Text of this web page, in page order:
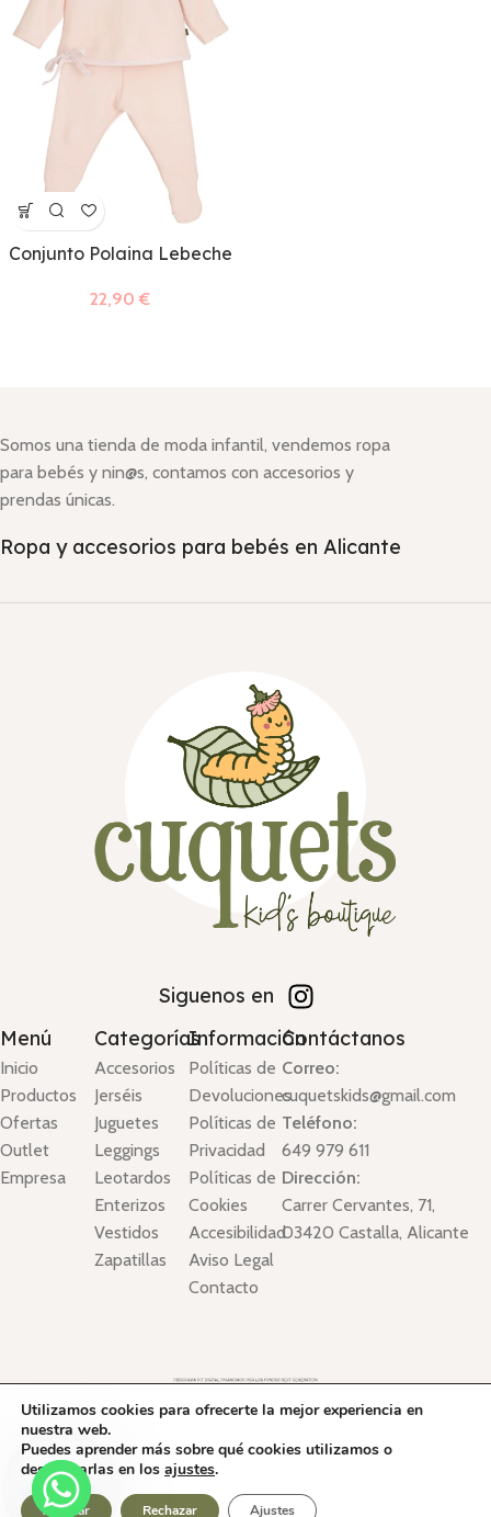
Conjunto Polaina Lebeche
22,90€
Somos una tienda de moda infantil, vendemos ropa
para bebés y nin@s, contamos con accesorios y
prendas únicas.
Ropa y accesorios para bebés en Alicante
Siguenos en
Menú
Inicio
Productos
Ofertas
Outlet
Empresa
Categorías
Accesorios
Jerséis
Juguetes
Leggings
Leotardos
Enterizos
Vestidos
Zapatillas
Información
Políticas de
Devoluciones
Políticas de
Privacidad
Políticas de
Cookies
Accesibilidad
Aviso Legal
Contacto
Contáctanos
Correo:
cuquetskids@gmail.com
Teléfono:
649 979 611
Dirección:
Carrer Cervantes, 71,
03420 Castalla, Alicante
Cuquets Kid´s Boutique © Copyright 2025. Todos los derechos
Reservados.
Utilizamos cookies para ofrecerte la mejor experiencia en
nuestra web.
Puedes aprender más sobre qué cookies utilizamos o
desactivarlas en los ajustes.
Aceptar Rechazar Ajustes
0